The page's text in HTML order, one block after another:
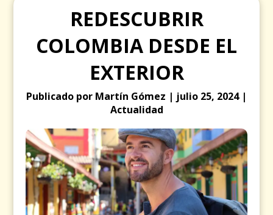
REDESCUBRIR
COLOMBIA DESDE EL
EXTERIOR
Publicado por Martín Gómez | julio 25, 2024 |
Actualidad